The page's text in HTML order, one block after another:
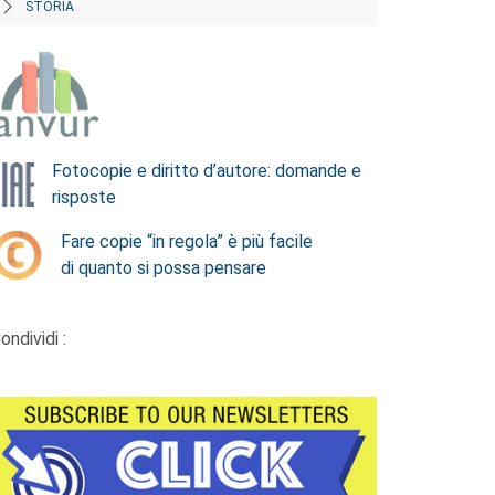
STORIA
Fotocopie e diritto d’autore: domande e
risposte
Fare copie “in regola” è più facile
di quanto si possa pensare
: